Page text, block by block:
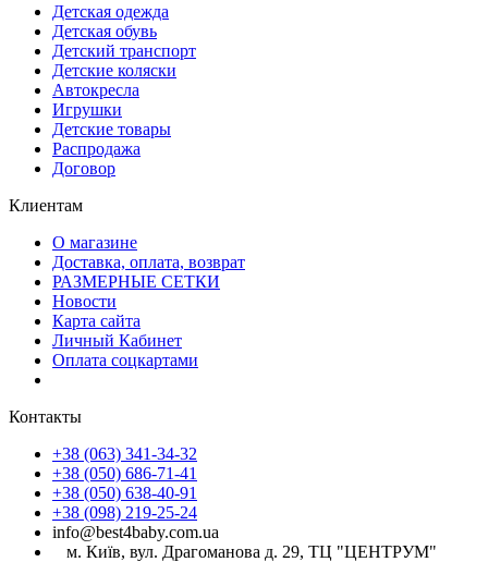
Детская одежда
Детская обувь
Детский транспорт
Детские коляски
Автокресла
Игрушки
Детские товары
Распродажа
Договор
Клиентам
О магазине
Доставка, оплата, возврат
РАЗМЕРНЫЕ СЕТКИ
Новости
Карта сайта
Личный Кабинет
Оплата соцкартами
Контакты
+38 (063) 341-34-32
+38 (050) 686-71-41
+38 (050) 638-40-91
+38 (098) 219-25-24
info@best4baby.com.ua
м. Київ, вул. Драгоманова д. 29, ТЦ "ЦЕНТРУМ"